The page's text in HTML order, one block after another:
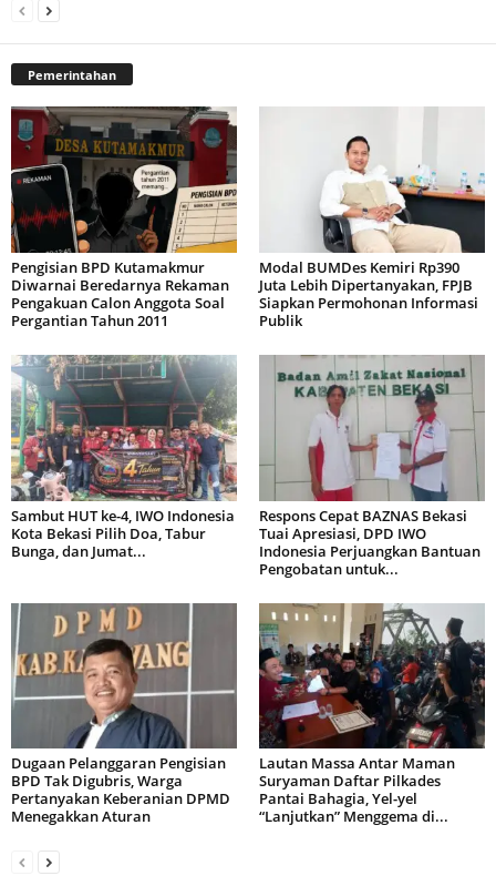
Pemerintahan
Pengisian BPD Kutamakmur
Diwarnai Beredarnya Rekaman
Pengakuan Calon Anggota Soal
Pergantian Tahun 2011
Modal BUMDes Kemiri Rp390
Juta Lebih Dipertanyakan, FPJB
Siapkan Permohonan Informasi
Publik
Sambut HUT ke-4, IWO Indonesia
Kota Bekasi Pilih Doa, Tabur
Bunga, dan Jumat...
Respons Cepat BAZNAS Bekasi
Tuai Apresiasi, DPD IWO
Indonesia Perjuangkan Bantuan
Pengobatan untuk...
Dugaan Pelanggaran Pengisian
BPD Tak Digubris, Warga
Pertanyakan Keberanian DPMD
Menegakkan Aturan
Lautan Massa Antar Maman
Suryaman Daftar Pilkades
Pantai Bahagia, Yel-yel
“Lanjutkan” Menggema di...